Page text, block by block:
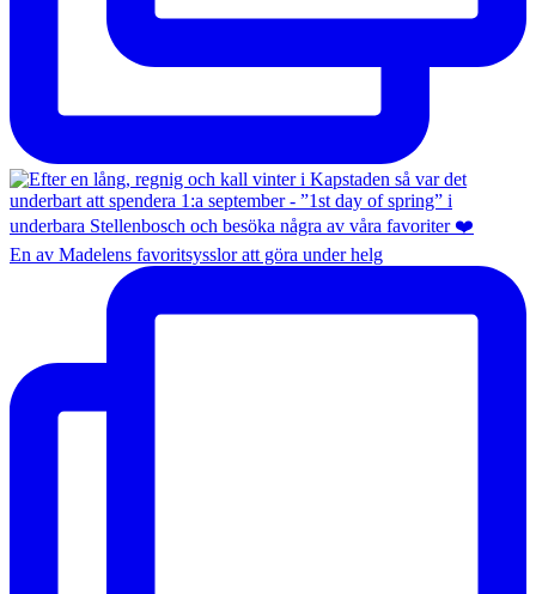
En av Madelens favoritsysslor att göra under helg